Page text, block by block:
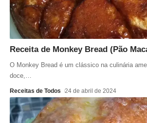
Receita de Monkey Bread (Pão
O Monkey Bread é um clássico na culinária
doce,
Receitas de Todos 24 de abril de 2024